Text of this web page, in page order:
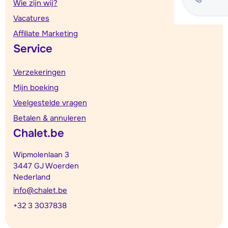
Wie zijn wij?
Vacatures
Affiliate Marketing
Service
Verzekeringen
Mijn boeking
Veelgestelde vragen
Betalen & annuleren
Chalet.be
Wipmolenlaan 3
3447 GJ Woerden
Nederland
info@chalet.be
+32 3 3037838